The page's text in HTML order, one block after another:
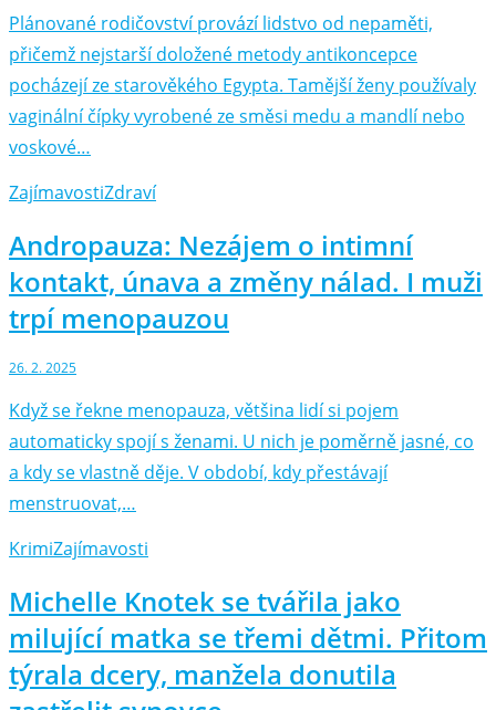
Plánované rodičovství provází lidstvo od nepaměti,
přičemž nejstarší doložené metody antikoncepce
pocházejí ze starověkého Egypta. Tamější ženy používaly
vaginální čípky vyrobené ze směsi medu a mandlí nebo
voskové…
ZajímavostiZdraví
Andropauza: Nezájem o intimní
kontakt, únava a změny nálad. I muži
trpí menopauzou
26. 2. 2025
Když se řekne menopauza, většina lidí si pojem
automaticky spojí s ženami. U nich je poměrně jasné, co
a kdy se vlastně děje. V období, kdy přestávají
menstruovat,…
KrimiZajímavosti
Michelle Knotek se tvářila jako
milující matka se třemi dětmi. Přitom
týrala dcery, manžela donutila